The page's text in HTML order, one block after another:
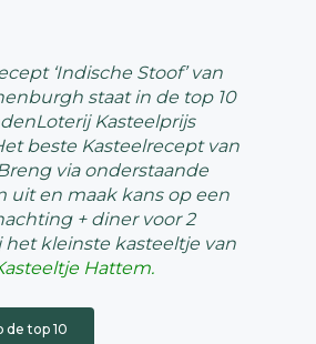
‘Indische Stoof’ van
staat in de top 10
Kasteelprijs
beste Kasteelrecept van
via onderstaande
uit en maak kans op een
+ diner voor 2
het kleinste kasteeltje van
Hattem.
de top 10